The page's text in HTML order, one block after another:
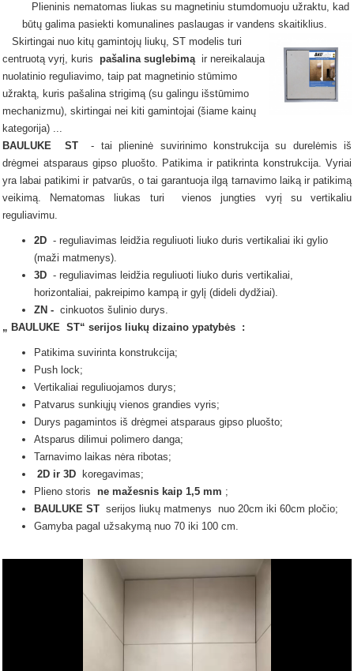
Plieninis nematomas liukas su magnetiniu stumdomuoju užraktu, kad
būtų galima pasiekti komunalines paslaugas ir vandens skaitiklius.
Skirtingai nuo kitų gamintojų liukų, ST modelis turi
centruotą vyrį, kuris pašalina suglebimąir nereikalauja
nuolatinio reguliavimo, taip pat magnetinio stūmimo
užraktą, kuris pašalina strigimą (su galingu išstūmimo
mechanizmu), skirtingai nei kiti gamintojai (šiame kainų
kategorija) ...
BAULUKE
ST- tai plieninė suvirinimo konstrukcija su durelėmis iš
drėgmei atsparaus gipso pluošto. Patikima ir patikrinta konstrukcija. Vyriai
yra labai patikimi ir patvarūs, o tai garantuoja ilgą tarnavimo laiką ir patikimą
veikimą.
Nematomas liukas turivienos jungties vyrį su vertikaliu
reguliavimu.
2D - reguliavimas leidžia reguliuoti liuko duris vertikaliai iki gylio
(maži matmenys).
3D - reguliavimas leidžia reguliuoti liuko duris vertikaliai,
horizontaliai, pakreipimo kampą ir gylį (dideli dydžiai).
ZN - cinkuotos šulinio durys.
„ BAULUKE ST“ serijos liukų dizaino ypatybės :
Patikima suvirinta konstrukcija;
Push lock;
Vertikaliai reguliuojamos durys;
Patvarus sunkiųjų vienos grandies vyris;
Durys pagamintos iš drėgmei atsparaus gipso pluošto;
Atsparus dilimui polimero danga;
Tarnavimo laikas nėra ribotas;
2D ir 3D koregavimas;
Plieno storis ne mažesnis kaip 1,5 mm ;
BAULUKE ST serijos liukų matmenys nuo 20cm iki 60cm pločio;
Gamyba pagal užsakymą nuo 70 iki 100 cm.